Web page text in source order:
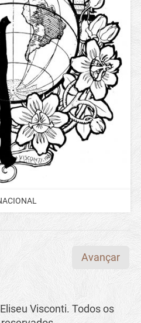
Avançar
Visconti. Todos os